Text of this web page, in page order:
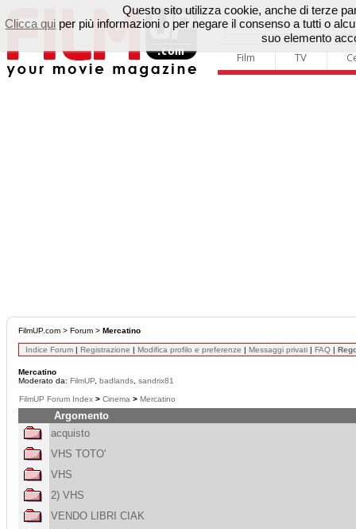
Film TV
FilmUP.com > Forum > Mercatino
Indice Forum | Registrazione | Modifica profilo e preferenze | Messaggi privati | FAQ |
Mercatino
Moderato da: FilmUP badlands sandrix81
FilmUP Forum Index > Cinema > Mercatino
Argomento
acquisto
VHS TOTO'
VHS
2) VHS
VENDO LIBRI CIAK
Questo sito utilizza cookie, anche di terze
Clicca qui per più informazioni o per negare il consenso a tutti o
suo elemento